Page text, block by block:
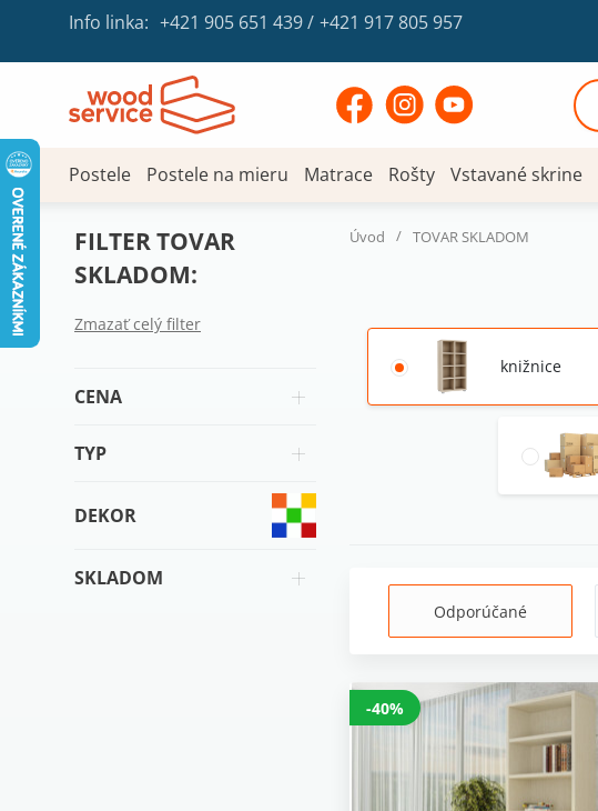
Info linka: +421 905 651 439/ +421 917 805 957
Postele Postele na mieru Matrace Rošty Vstavané skrine
FILTER TOVAR
SKLADOM:
Zmazať celý filter
CENA
TYP
DEKOR
SKLADOM
Úvod / TOVAR SKLADOM
knižnice
Odporúčané
-40%